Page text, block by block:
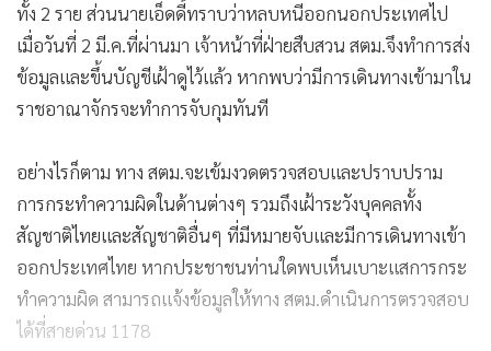
ทั้ง 2 ราย ส่วนนายเอ็ดดี้ทราบว่าหลบหนีออกนอกประเทศไป
เมื่อวันที่ 2 มี.ค.ที่ผ่านมา เจ้าหน้าที่ฝ่ายสืบสวน สตม.จึงทำการส่ง
ข้อมูลและขึ้นบัญชีเฝ้าดูไว้แล้ว หากพบว่ามีการเดินทางเข้ามาใน
ราชอาณาจักรจะทำการจับกุมทันที
อย่างไรก็ตาม ทาง สตม.จะเข้มงวดตรวจสอบและปราบปราม
การกระทำความผิดในด้านต่างๆ รวมถึงเฝ้าระวังบุคคลทั้ง
สัญชาติไทยและสัญชาติอื่นๆ ที่มีหมายจับและมีการเดินทางเข้า
ออกประเทศไทย หากประชาชนท่านใดพบเห็นเบาะแสการกระ
ทำความผิด สามารถแจ้งข้อมูลให้ทาง สตม.ดำเนินการตรวจสอบ
ได้ที่สายด่วน 1178